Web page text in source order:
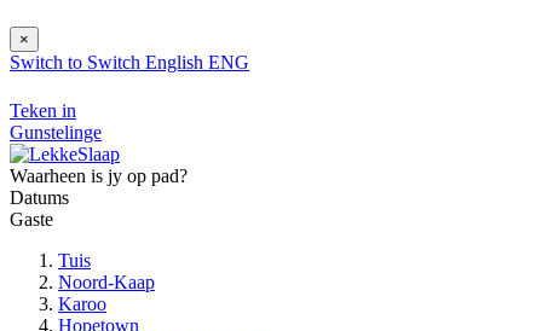
×
Switch to Switch English ENG
Teken in
Gunstelinge
Waarheen is jy op pad?
Datums
Gaste
Tuis
Noord-Kaap
Karoo
Hopetown